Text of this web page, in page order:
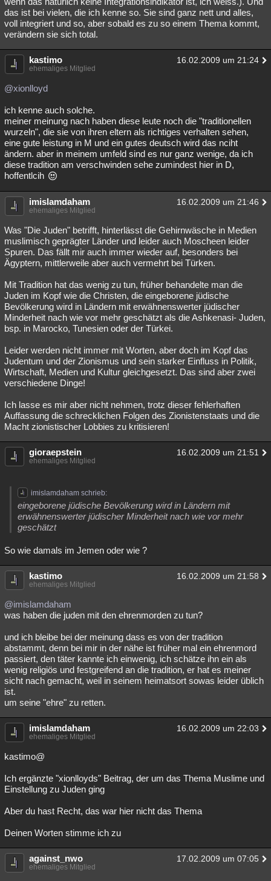
das ist bei vielen, die ich kenne so. Sie sind ganz nett und alles,
voll integriert und so, aber sobald es zu so einem Thema kommt,
verändern sie sich total.
kastimo 16.02.2009 um 21:24
ehemaliges Mitglied
@xionlloyd
ich kenne auch solche.
meiner meinung nach haben diese leute noch die "traditionellen
wurzeln", die sie von ihren eltern als richtiges verhalten sehen,
eine gute leistung in M und ein gutes deutsch wird das nciht
ändern. aber in meinem umfeld sind es nur ganz wenige, da ich
diese tradition am verschwinden sehe zumindest hier in D,
hoffentlcih
imislamdaham 16.02.2009 um 21:46
ehemaliges Mitglied
Was "Die Juden" betrifft, hinterlässt die Gehirnwäsche in Medien
muslimisch geprägter Länder und leider auch Moscheen leider
Spuren. Das fällt mir auch immer wieder auf, besonders bei
Ägyptern, mittlerweile aber auch vermehrt bei Türken.
Mit Tradition hat das wenig zu tun, früher behandelte man die
Juden im Kopf wie die Christen, die eingeborene jüdische
Bevölkerung wird in Ländern mit erwähnenswerter jüdischer
Minderheit nach wie vor mehr geschätzt als die Ashkenasi- Juden,
bsp. in Marocko, Tunesien oder der Türkei.
Leider werden nicht immer mit Worten, aber doch im Kopf das
Judentum und der Zionismus und sein starker Einfluss in Politik,
Wirtschaft, Medien und Kultur gleichgesetzt. Das sind aber zwei
verschiedene Dinge!
Ich lasse es mir aber nicht nehmen, trotz dieser fehlerhaften
Auffassung die schrecklichen Folgen des Zionistenstaats und die
Macht zionistischer Lobbies zu kritisieren!
gioraepstein 16.02.2009 um 21:51
ehemaliges Mitglied
imislamdaham schrieb:
eingeborene jüdische Bevölkerung wird in Ländern mit
erwähnenswerter jüdischer Minderheit nach wie vor mehr
geschätzt
So wie damals im Jemen oder wie ?
kastimo 16.02.2009 um 21:58
ehemaliges Mitglied
@imislamdaham
was haben die juden mit den ehrenmorden zu tun?
und ich bleibe bei der meinung dass es von der tradition
abstammt, denn bei mir in der nähe ist früher mal ein ehrenmord
passiert, den täter kannte ich einwenig, ich schätze ihn ein als
wenig religiös und festgreifend an die tradition, er hat es meiner
sicht nach gemacht, weil in seinem heimatsort sowas leider üblich
ist.
um seine "ehre" zu retten.
imislamdaham 16.02.2009 um 22:03
ehemaliges Mitglied
kastimo@
Ich ergänzte "xionlloyds" Beitrag, der um das Thema Muslime und
Einstellung zu Juden ging
Aber du hast Recht, das war hier nicht das Thema
Deinen Worten stimme ich zu
against_nwo 17.02.2009 um 07:05
ehemaliges Mitglied